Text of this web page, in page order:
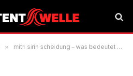
» mitri sirin scheidung – was bedeutet das für die Kinder?